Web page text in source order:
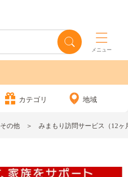
メニュー
カテゴリ 地域
その他 みまもり訪問サービス（12ヶ